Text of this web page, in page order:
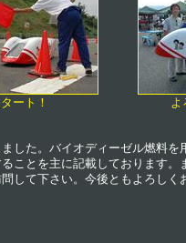
ート！ よ
した。バイオディーゼル燃料を
ことを主に記載しております。
して下さい。今後ともよろしく